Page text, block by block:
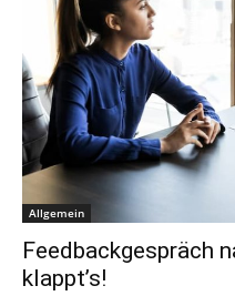
Allgemein
Feedbackgespräch
klappt’s!